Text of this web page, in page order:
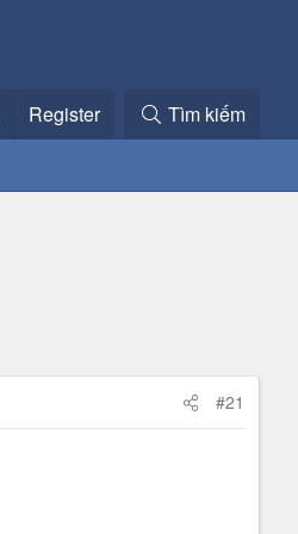
Register Tìm kiếm
#21